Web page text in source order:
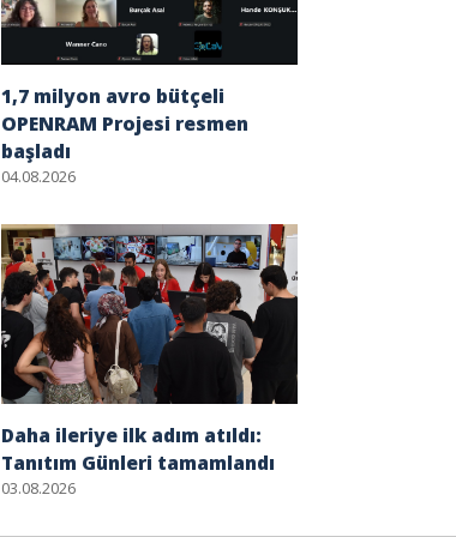
1,7 milyon avro bütçeli
OPENRAM Projesi resmen
başladı
04.08.2026
Daha ileriye ilk adım atıldı:
Tanıtım Günleri tamamlandı
03.08.2026